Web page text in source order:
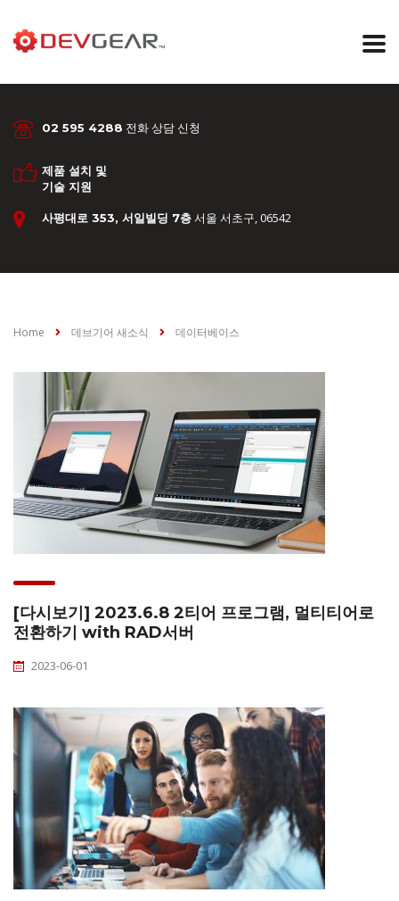
02 595 4288 전화 상담 신청
제품 설치 및
기술 지원
사평대로 353, 서일빌딩 7층서울 서초구, 06542
Home 데브기어 새소식 데이터베이스
[다시보기] 2023.6.8 2티어 프로그램, 멀티티어로
전환하기 with RAD서버
2023-06-01